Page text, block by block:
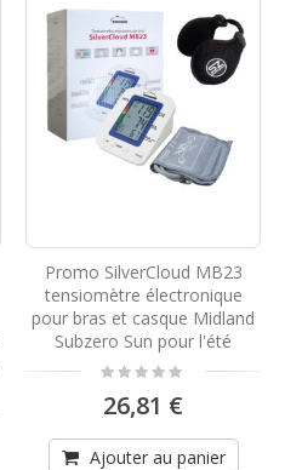
Promo SilverCloud MB23
tensiomètre électronique
pour bras et casque Midland
Subzero Sun pour l'été
Rating:
0%
26,81 €
Ajouter au panier